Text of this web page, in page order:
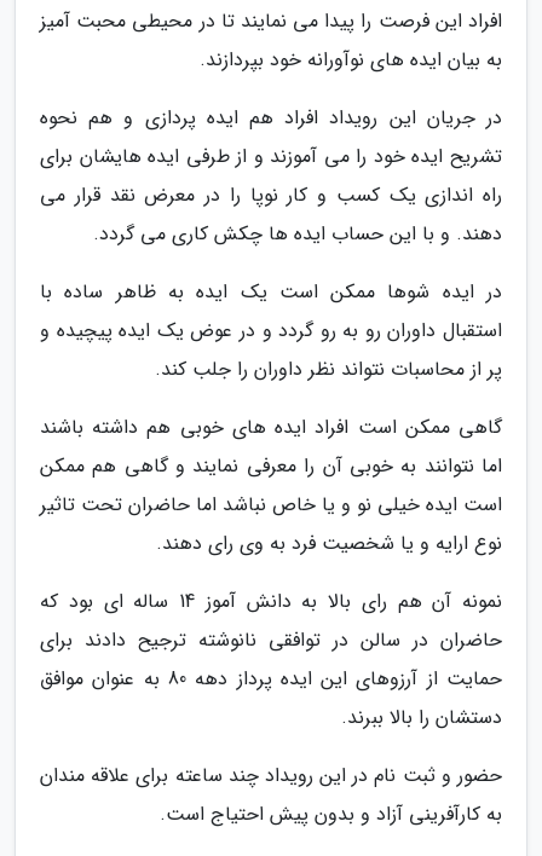
افراد این فرصت را پیدا می نمایند تا در محیطی محبت آمیز
به بیان ایده های نوآورانه خود بپردازند.
در جریان این رویداد افراد هم ایده پردازی و هم نحوه
تشریح ایده خود را می آموزند و از طرفی ایده هایشان برای
راه اندازی یک کسب و کار نوپا را در معرض نقد قرار می
دهند. و با این حساب ایده ها چکش کاری می گردد.
در ایده شوها ممکن است یک ایده به ظاهر ساده با
استقبال داوران رو به رو گردد و در عوض یک ایده پیچیده و
پر از محاسبات نتواند نظر داوران را جلب کند.
گاهی ممکن است افراد ایده های خوبی هم داشته باشند
اما نتوانند به خوبی آن را معرفی نمایند و گاهی هم ممکن
است ایده خیلی نو و یا خاص نباشد اما حاضران تحت تاثیر
نوع ارایه و یا شخصیت فرد به وی رای دهند.
نمونه آن هم رای بالا به دانش آموز 14 ساله ای بود که
حاضران در سالن در توافقی نانوشته ترجیح دادند برای
حمایت از آرزوهای این ایده پرداز دهه 80 به عنوان موافق
دستشان را بالا ببرند.
حضور و ثبت نام در این رویداد چند ساعته برای علاقه مندان
به کارآفرینی آزاد و بدون پیش احتیاج است.